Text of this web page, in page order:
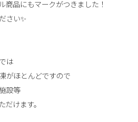
商品にもマークがつきました！
さい✨
は
がほとんどですので
設等
だけます。